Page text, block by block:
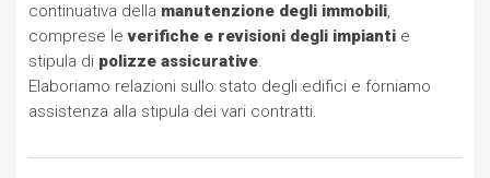
continuativa della manutenzione degli immobili,
comprese le verifiche e revisioni degli impianti e
stipula di polizze assicurative.
Elaboriamo relazioni sullo stato degli edifici e forniamo
assistenza alla stipula dei vari contratti.